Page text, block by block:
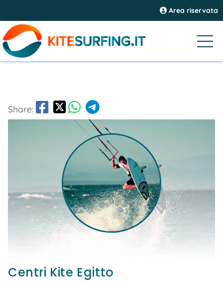
Area riservata
Share:
Centri Kite Egitto